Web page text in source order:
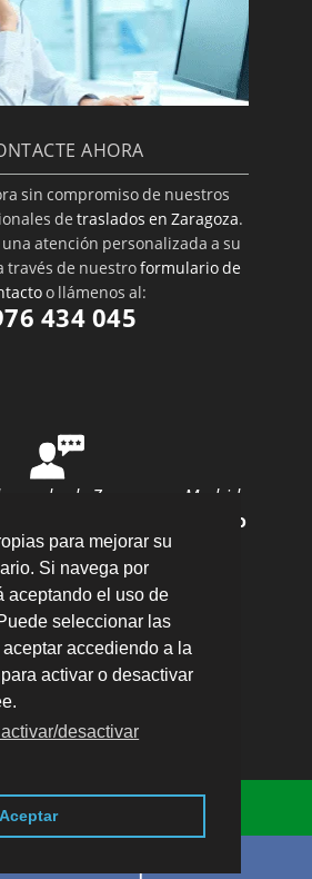
para mejorar su
Si navega por
aceptando el uso de
seleccionar las
accediendo a la
activar o desactivar
desactivar
Aceptar
AHORA
sin compromiso de nuestros
detraslados en Zaragoza.
atención personalizada a su
través de nuestroformulario de
o llámenos al:
434 045
Online
desde Zaragoza a Madrid
Ana Rubio
10/10
Enviar opinión
16 Entlo. Oficina 5, 50003 –
· Política de cookies · Política
·Blog-Descarga los impresos
de Zaragoza